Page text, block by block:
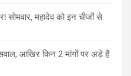
महादेव को इन चीजों से
आखिर किन 2 मांगों पर अड़े हैं